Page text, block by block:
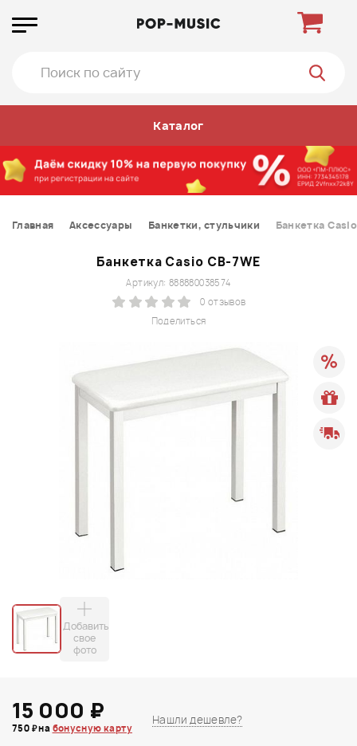
Каталог
Главная Аксессуары Банкетки, стульчики Банкетка
Банкетка Casio CB-7WE
Поделиться
Артикул: 888880038574
0 отзывов
Добавить
свое
фото
15 000 ₽
750 ₽ на бонусную карту
Нашли дешевле?